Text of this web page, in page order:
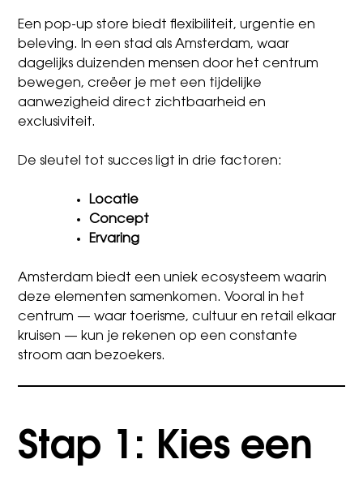
Een pop-up store biedt flexibiliteit, urgentie en
beleving. In een stad als Amsterdam, waar
dagelijks duizenden mensen door het centrum
bewegen, creëer je met een tijdelijke
aanwezigheid direct zichtbaarheid en
exclusiviteit.
De sleutel tot succes ligt in drie factoren:
Locatie
Concept
Ervaring
Amsterdam biedt een uniek ecosysteem waarin
deze elementen samenkomen. Vooral in het
centrum — waar toerisme, cultuur en retail elkaar
kruisen — kun je rekenen op een constante
stroom aan bezoekers.
Stap 1: Kies een